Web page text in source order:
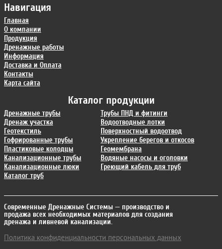
Каталог продукции
Дренажные трубы
Дренаж участка
Геотекстиль
Гофрированные трубы
Пластиковые колодцы
Канализационные трубы
Канализационные люки
Каталог труб
Трубы ПНД и фитинги
Водоотводные лотки
Поверхностный водоотвод
Укрепление берегов и откосов
Геомембрана
Водяные насосы и оголовки
Греющий кабель для труб
Навигация
Главная
О компании
Продукция
Дренажные работы
Информация
Доставка и Оплата
Контакты
Карта сайта
Современные Дренажные Системы — производство и
продажа всех необходимых материалов для создания
дренажа и ливневой канализации.
Политика конфиденциальности персональных данных